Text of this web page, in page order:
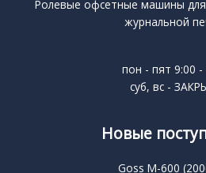
Ролевые офсетные машины
журнальной
пон - пят 9:00 -
суб, вс -
Новые
Goss M-600